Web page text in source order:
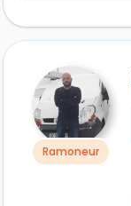
Ramoneur